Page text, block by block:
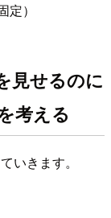
）
見せるのに
考える
いきます。